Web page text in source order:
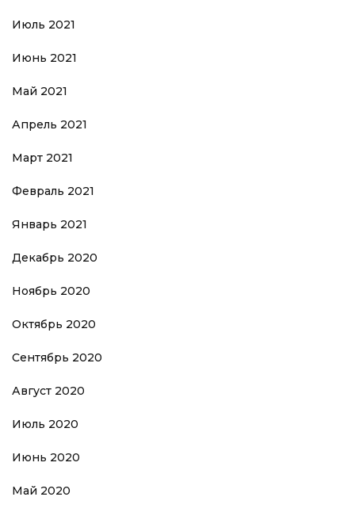
Июль 2021
Июнь 2021
Май 2021
Апрель 2021
Март 2021
Февраль 2021
Январь 2021
Декабрь 2020
Ноябрь 2020
Октябрь 2020
Сентябрь 2020
Август 2020
Июль 2020
Июнь 2020
Май 2020